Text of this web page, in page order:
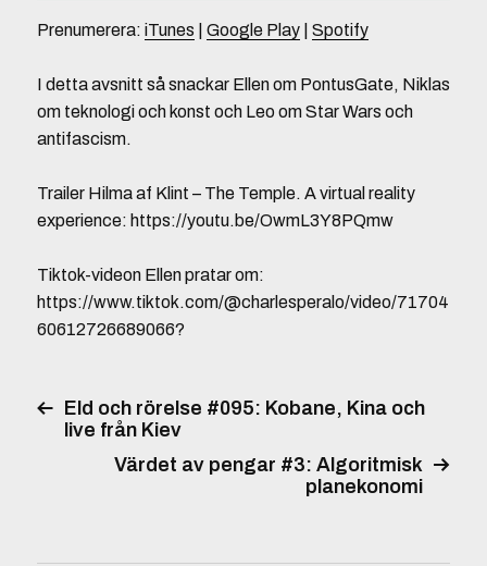
Prenumerera: iTunes Google Play| Spotify
I detta avsnitt så snackar Ellen om PontusGate, Niklas
om teknologi och konst och Leo om Star Wars och
antifascism.
Trailer Hilma af Klint – The Temple. A virtual reality
experience: https://youtu.be/OwmL3Y8PQmw
Tiktok-videon Ellen pratar om:
https://www.tiktok.com/@charlesperalo/video/71704
60612726689066?
Eld och rörelse #095: Kobane, Kina och
live från Kiev
Värdet av pengar #3: Algoritmisk
planekonomi